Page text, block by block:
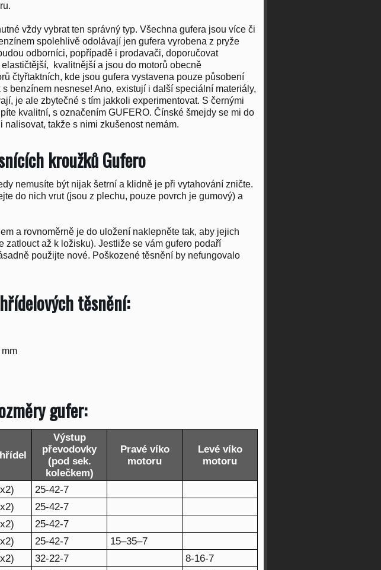
vždy vybrat ten správný typ. Všechna gufera jsou více či
spolehlivě odolávají jen gufera vyrobena z pryže
odborníci, popřípadě i prodavači, doporučovat
kvalitnější a jsou do motorů obecně
čtyřtaktních, kde jsou gufera vystavena pouze působení
benzínem nesnese! Ano, existují i další speciální materiály,
je ale zbytečné s tím jakkoli experimentovat. S černými
kvalitní, s označením GUFERO. Čínské šmejdy se mi do
takže s nimi zkušenost nemám.
kroužků Gufero
nemusíte být nijak šetrní a klidně je při vytahování zničte.
do nich vrut (jsou z plechu, pouze povrch je gumový) a
a rovnoměrně je do uložení naklepněte tak, aby jejich
zatlouct až k ložisku). Jestliže se vám gufero podaří
použijte nové. Poškozené těsnění by nefungovalo
těsnění:
gufer:
Výstup
převodovky
(pod sek.
kolečkem)
Pravé víko
motoru
Levé víko
motoru
25-42-7
25-42-7
25-42-7
25-42-7
15–35–7
32-22-7
8-16-7